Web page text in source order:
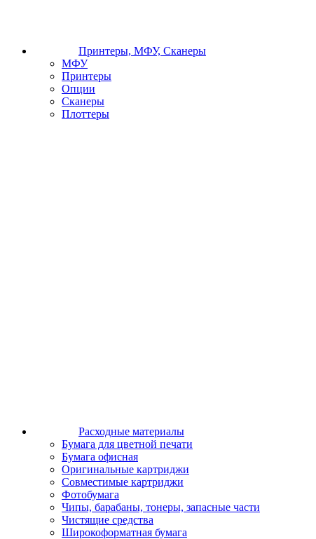
Принтеры, МФУ, Сканеры
МФУ
Принтеры
Опции
Сканеры
Плоттеры
Расходные материалы
Бумага для цветной печати
Бумага офисная
Оригинальные картриджи
Совместимые картриджи
Фотобумага
Чипы, барабаны, тонеры, запасные части
Чистящие средства
Широкоформатная бумага